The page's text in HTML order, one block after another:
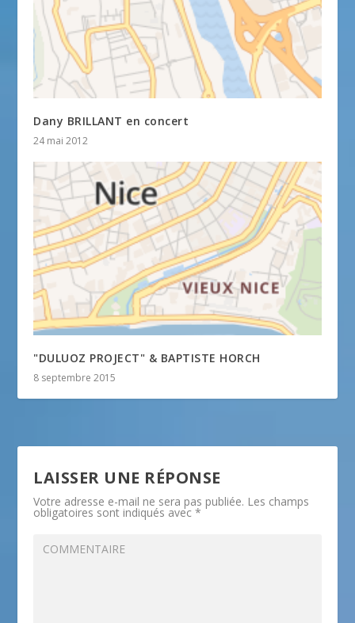
Dany BRILLANT en concert
24 mai 2012
"DULUOZ PROJECT" & BAPTISTE HORCH
8 septembre 2015
LAISSER UNE RÉPONSE
Votre adresse e-mail ne sera pas publiée. Les champs
obligatoires sont indiqués avec*